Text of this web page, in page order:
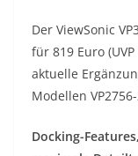
Der ViewSonic
für 819 Euro
aktuelle
Modellen
Docking-